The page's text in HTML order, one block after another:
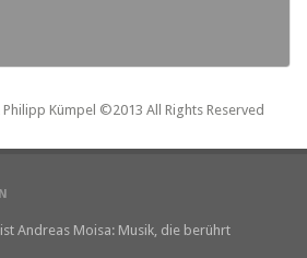
Kümpel ©2013 All Rights Reserved
Andreas Moisa: Musik, die berührt